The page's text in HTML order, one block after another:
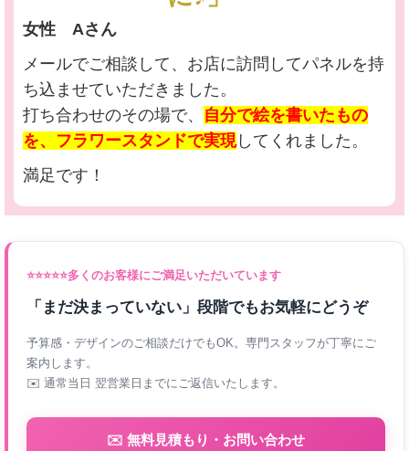
女性 Aさん
メールでご相談して、お店に訪問してパネルを持
ち込ませていただきました。
打ち合わせのその場で、 自分で絵を書いたもの
を、フラワースタンドで実現してくれました。
満足です！
⭐⭐⭐⭐⭐多くのお客様にご満足いただいています
「まだ決まっていない」段階でもお気軽にどうぞ
予算感・デザインのご相談だけでもOK。専門スタッフが丁寧にご
案内します。
✉️ 通常当日 翌営業日までにご返信いたします。
✉️ 無料見積もり・お問い合わせ